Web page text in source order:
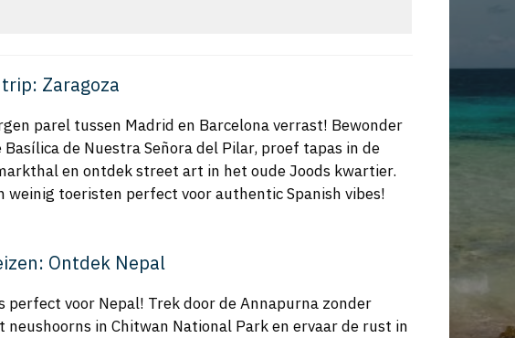
Zaragoza
parel tussen Madrid en Barcelona verrast! Bewonder
de Nuestra Señora del Pilar, proef tapas in de
en ontdek street art in het oude Joods kwartier.
weinig toeristen perfect voor authentic Spanish vibes!
Ontdek Nepal
perfect voor Nepal! Trek door de Annapurna zonder
neushoorns in Chitwan National Park en ervaar de rust in